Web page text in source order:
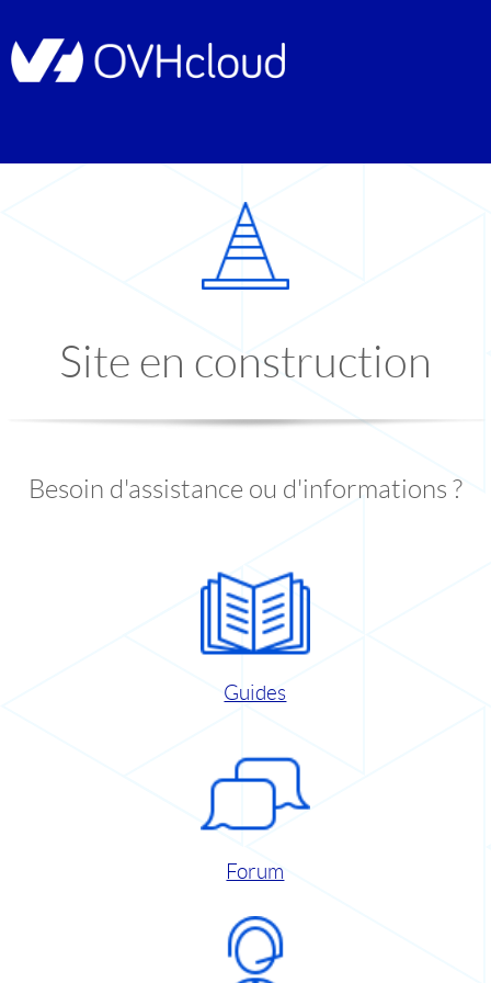
Site en construction
Besoin d'assistance ou d'informations ?
Guides
Forum